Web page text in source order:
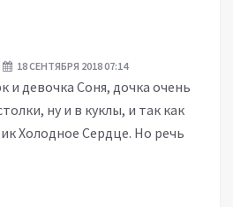
18 СЕНТЯБРЯ 2018 07:14
и девочка Соня, дочка очень
ну и в куклы, и так как
Холодное Сердце. Но речь